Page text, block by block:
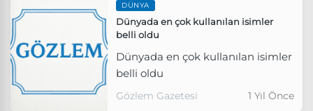
DÜNYA
Dünyada en çok kullanılan isimler
belli oldu
Dünyada en çok kullanılan isimler
belli oldu
Gözlem Gazetesi 1 Yıl Önce